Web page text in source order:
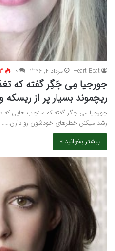
Heart Beat مرداد 4, 1396 ۰
جورجیا مِی جَگِر گفته که
ریچموند بسیار پر از
جورجیا می جگر گفته که سنجاب هایی که
رشد میکنن خطرهای خودشون رو دارن……
بیشتر بخوانید »